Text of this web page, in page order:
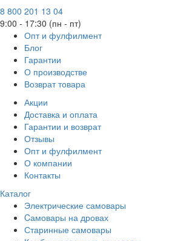
8 800 201 13 04
9:00 - 17:30 (пн - пт)
Опт и фулфилмент
Блог
Гарантии
О производстве
Возврат товара
Акции
Доставка и оплата
Гарантии и возврат
Отзывы
Опт и фулфилмент
О компании
Контакты
Каталог
Электрические самовары
Cамовары на дровах
Старинные самовары